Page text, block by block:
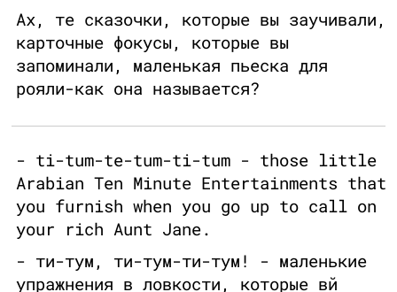
Ах, те сказочки, которые вы заучивали,
карточные фокусы, которые вы
запоминали, маленькая пьеска для
рояли-как она называется?
- ti-tum-te-tum-ti-tum - those little
Arabian Ten Minute Entertainments that
you furnish when you go up to call on
your rich Aunt Jane.
- ти-тум, ти-тум-ти-тум! - маленькие
упражнения в ловкости, которые вй